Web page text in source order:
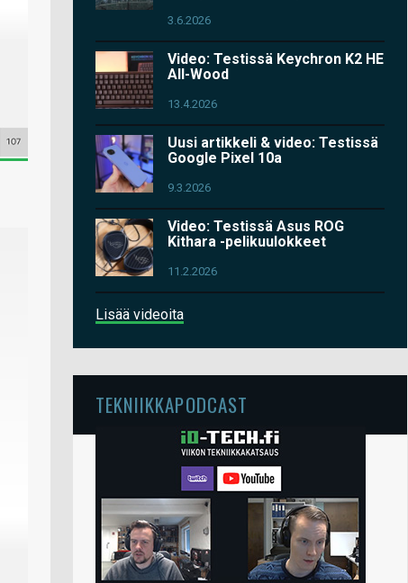
3.6.2026
Video: Testissä Keychron K2 HE
All-Wood
13.4.2026
Uusi artikkeli & video: Testissä
Google Pixel 10a
9.3.2026
Video: Testissä Asus ROG
Kithara -pelikuulokkeet
11.2.2026
Lisää videoita
TEKNIIKKAPODCAST